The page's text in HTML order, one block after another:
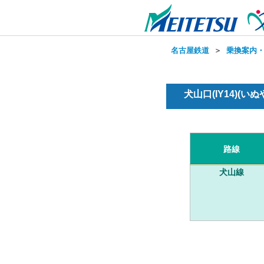
名古屋鉄道 ＞ 乗換案内
犬山口(IY14)(いぬ
路線
犬山線